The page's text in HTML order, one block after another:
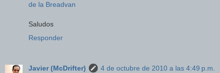
de la Breadvan
Saludos
Responder
Javier (McDrifter)
4 de octubre de 2010 a las 4:49 p.m.